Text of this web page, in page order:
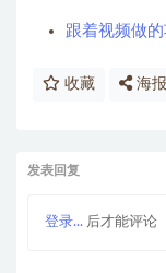
跟着视频做
收藏 海
发表回复
登录... 后才能评论